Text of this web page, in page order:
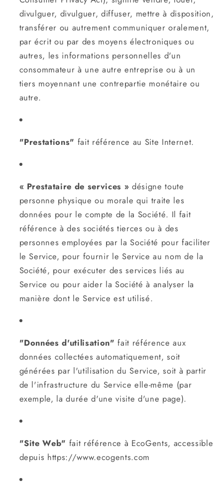
divulguer, divulguer, diffuser, mettre à disposition,
transférer ou autrement communiquer oralement,
par écrit ou par des moyens électroniques ou
autres, les informations personnelles d'un
consommateur à une autre entreprise ou à un
tiers moyennant une contrepartie monétaire ou
autre.
"Prestations" fait référence au Site Internet.
« Prestataire de services » désigne toute
personne physique ou morale qui traite les
données pour le compte de la Société. Il fait
référence à des sociétés tierces ou à des
personnes employées par la Société pour faciliter
le Service, pour fournir le Service au nom de la
Société, pour exécuter des services liés au
Service ou pour aider la Société à analyser la
manière dont le Service est utilisé.
"Données d'utilisation" fait référence aux
données collectées automatiquement, soit
générées par l'utilisation du Service, soit à partir
de l'infrastructure du Service elle-même (par
exemple, la durée d'une visite d'une page).
"Site Web" fait référence à EcoGents, accessible
depuis https://www.ecogents.com